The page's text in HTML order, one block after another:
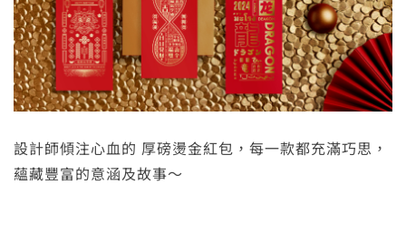
設計師傾注心血的 厚磅燙金紅包，每一款都充滿巧思，
蘊藏豐富的意涵及故事～